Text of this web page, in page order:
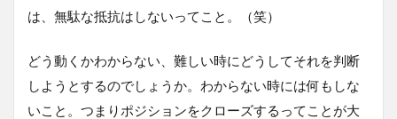
は、無駄な抵抗はしないってこと。（笑）
どう動くかわからない、難しい時にどうしてそれを判断
しようとするのでしょうか。わからない時には何もしな
いこと。つまりポジションをクローズするってことが大